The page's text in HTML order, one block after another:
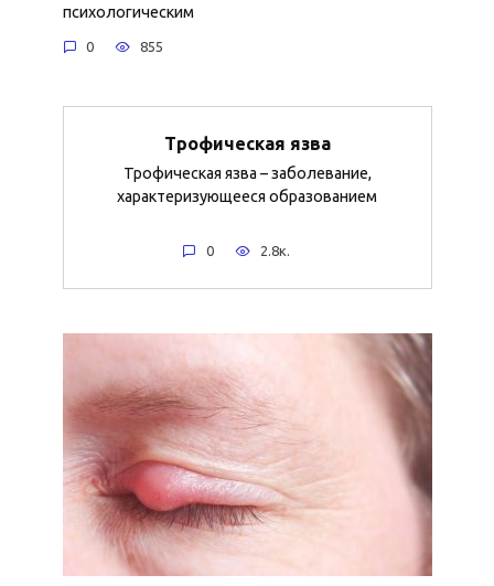
психологическим
0 855
Трофическая язва
Трофическая язва – заболевание,
характеризующееся образованием
0 2.8к.